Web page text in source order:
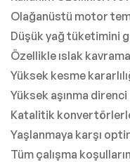
Olağanüstü motor
Düşük yağ tüketimini
Özellikle ıslak
Yüksek kesme
Yüksek aşınma direnci
Katalitik
Yaşlanmaya karşı
Tüm çalışma